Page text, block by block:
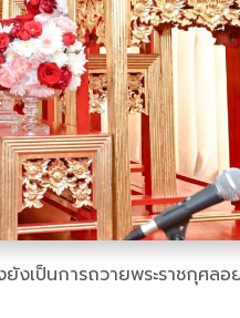
นการถวายพระราชกุศลอ